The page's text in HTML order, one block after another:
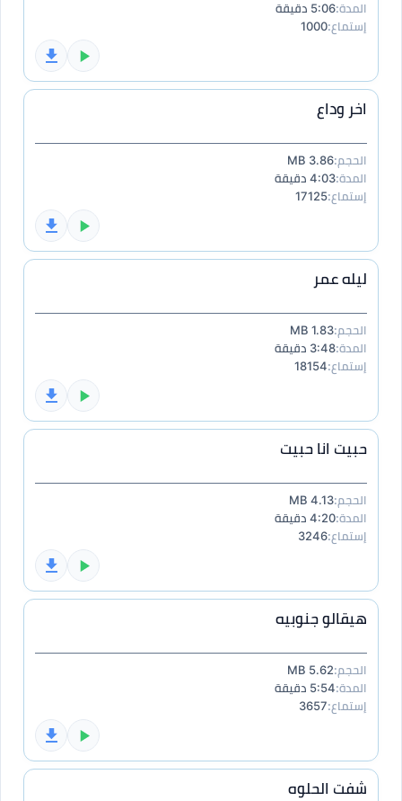
المدة:5:06 دقيقة
إستماع:1000
اخر وداع
الحجم:3.86 MB
المدة:4:03 دقيقة
إستماع:17125
ليله عمر
الحجم:1.83 MB
المدة:3:48 دقيقة
إستماع:18154
حبيت انا حبيت
الحجم:4.13 MB
المدة:4:20 دقيقة
إستماع:3246
هيقالو جنوبيه
الحجم:5.62 MB
المدة:5:54 دقيقة
إستماع:3657
شفت الحلوه